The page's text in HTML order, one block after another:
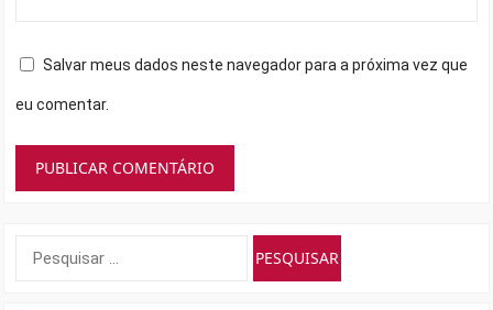
Salvar meus dados neste navegador para a próxima vez que
eu comentar.
Pesquisar